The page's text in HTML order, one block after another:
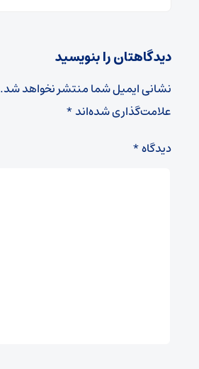
دیدگاهتان را بنویسید
نشانی ایمیل شما منتشر نخواهد شد.
علامت‌گذاری شده‌اند*
دیدگاه*